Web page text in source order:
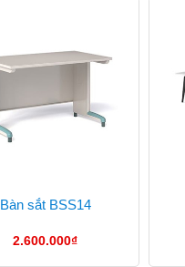
Bàn sắt BSS14
2.600.000₫